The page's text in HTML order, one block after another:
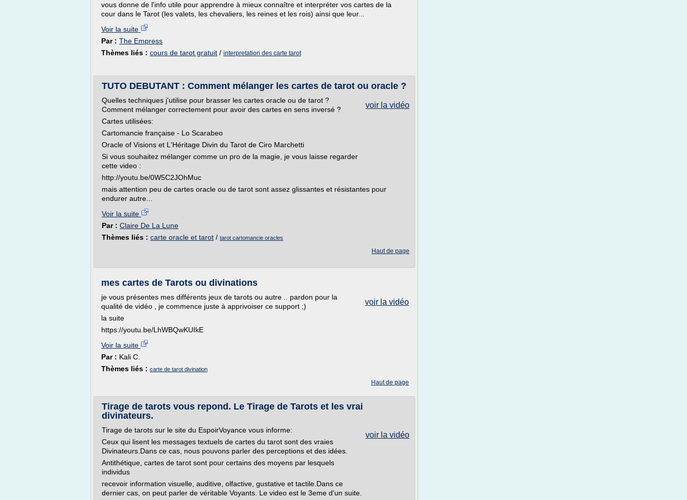
vous donne de l'info utile pour apprendre à mieux connaître et interpréter vos cartes de la
cour dans le Tarot (les valets, les chevaliers, les reines et les rois) ainsi que leur...
Voir la suite
Par : The Empress
Thèmes liés : cours de tarot gratuit / interpretation des carte tarot
TUTO DEBUTANT : Comment mélanger les cartes de tarot ou oracle ?
voir la vidéo
Quelles techniques j'utilise pour brasser les cartes oracle ou de tarot ?
Comment mélanger correctement pour avoir des cartes en sens inversé ?
Cartes utilisées:
Cartomancie française - Lo Scarabeo
Oracle of Visions et L'Héritage Divin du Tarot de Ciro Marchetti
Si vous souhaitez mélanger comme un pro de la magie, je vous laisse regarder
cette video :
http://youtu.be/0W5C2JOhMuc
mais attention peu de cartes oracle ou de tarot sont assez glissantes et résistantes pour
endurer autre...
Voir la suite
Par : Claire De La Lune
Thèmes liés : carte oracle et tarot / tarot cartomancie oracles
Haut de page
mes cartes de Tarots ou divinations
voir la vidéo
je vous présentes mes différents jeux de tarots ou autre .. pardon pour la
qualité de vidéo , je commence juste à apprivoiser ce support ;)
la suite
https://youtu.be/LhWBQwKUIkE
Voir la suite
Par : Kali C.
Thèmes liés : carte de tarot divination
Haut de page
Tirage de tarots vous repond. Le Tirage de Tarots et les vrai
divinateurs.
voir la vidéo
Tirage de tarots sur le site du EspoirVoyance vous informe:
Ceux qui lisent les messages textuels de cartes du tarot sont des vraies
Divinateurs.Dans ce cas, nous pouvons parler des perceptions et des idées.
Antithétique, cartes de tarot sont pour certains des moyens par lesquels
individus
recevoir information visuelle, auditive, olfactive, gustative et tactile.Dans ce
dernier cas, on peut parler de véritable Voyants. Le video est le 3eme d'un suite.